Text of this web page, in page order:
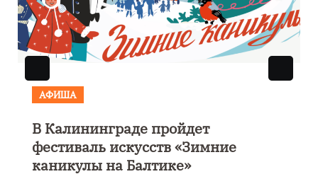
АФИША
В Калининграде пройдет
фестиваль искусств «Зимние
каникулы на Балтике»